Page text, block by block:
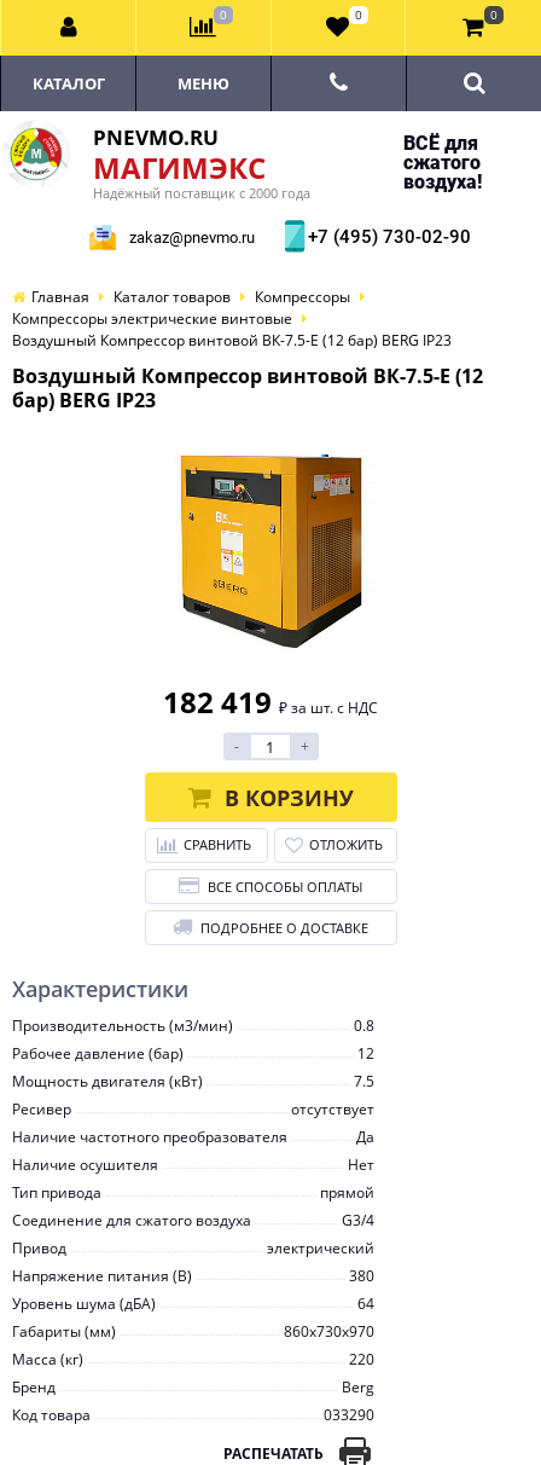
PNEVMO.RU
МАГИМЭКС
Надёжный поставщик с 2000 года
ВСЁ для
сжатого
воздуха!
zakaz@pnevmo.ru +7 (495) 730-02-90
КАТАЛОГ МЕНЮ
Главная Каталог товаров
Компрессоры
Компрессоры электрические винтовые
Воздушный Компрессор винтовой ВК-7.5-E (12 бар) BERG IP23
Воздушный Компрессор винтовой ВК-7.5-E (12
бар) BERG IP23
Характеристики
Производительность (м3/мин)
0.8
Рабочее давление (бар)
12
Мощность двигателя (кВт)
7.5
Ресивер
отсутствует
Наличие частотного преобразователя
Да
Наличие осушителя
Нет
Тип привода
прямой
Соединение для сжатого воздуха
G3/4
Привод
электрический
Напряжение питания (В)
380
Уровень шума (дБА)
64
Габариты (мм)
860x730x970
Масса (кг)
220
Бренд
Berg
Код товара
033290
РАСПЕЧАТАТЬ
182 419 ₽ за шт. с НДС
-
+
В КОРЗИНУ
СРАВНИТЬ ОТЛОЖИТЬ
ВСЕ СПОСОБЫ ОПЛАТЫ
ПОДРОБНЕЕ О ДОСТАВКЕ
0 0 0